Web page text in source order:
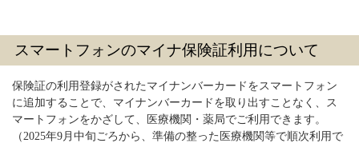
スマートフォンのマイナ保険証利用について
保険証の利用登録がされたマイナンバーカードをスマートフォン
に追加することで、マイナンバーカードを取り出すことなく、ス
マートフォンをかざして、医療機関・薬局でご利用できます。
（2025年9月中旬ごろから、準備の整った医療機関等で順次利用で